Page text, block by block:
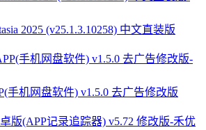
2025 (v25.1.3.10258) 中文直装版
手机网盘软件) v1.5.0 去广告修改版